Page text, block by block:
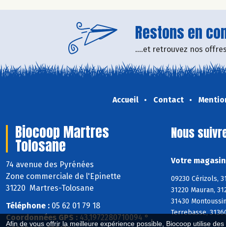
Afin de vous offrir la meilleure expérience possible, Biocoop utilise
Restons en
....et retrouvez nos
Accueil Contact
Biocoop Martres
Tolosane
74 avenue des Pyrénées
Zone commerciale de l'Epinette
31220 Martres-Tolosane
Téléphone : 05 62 01 79 18
Coordonnées GPS : 43,1972280710094 ° ,
Nous
Votre
09230 Cérizols,
31220 Mauran,
31430
Terrebasse,